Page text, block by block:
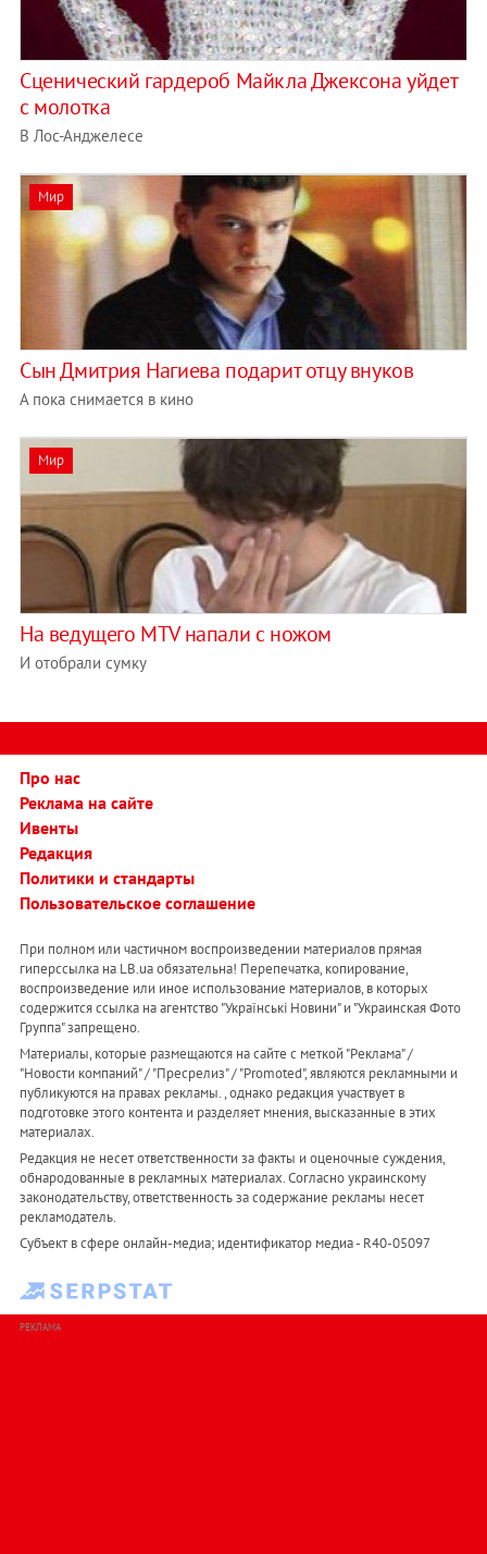
Сценический гардероб Майкла Джексона уйдет
с молотка
В Лос-Анджелесе
Мир
Сын Дмитрия Нагиева подарит отцу внуков
А пока снимается в кино
Мир
На ведущего MTV напали с ножом
И отобрали сумку
Про нас
Реклама на сайте
Ивенты
Редакция
Политики и стандарты
Пользовательское соглашение
При полном или частичном воспроизведении материалов прямая
гиперссылка на LB.ua обязательна! Перепечатка, копирование,
воспроизведение или иное использование материалов, в которых
содержится ссылка на агентство "Українськi Новини" и "Украинская Фото
Группа" запрещено.
Материалы, которые размещаются на сайте с меткой "Реклама" /
"Новости компаний" / "Пресрелиз" / "Promoted", являются рекламными и
публикуются на правах рекламы. , однако редакция участвует в
подготовке этого контента и разделяет мнения, высказанные в этих
материалах.
Редакция не несет ответственности за факты и оценочные суждения,
обнародованные в рекламных материалах. Согласно украинскому
законодательству, ответственность за содержание рекламы несет
рекламодатель.
Субъект в сфере онлайн-медиа; идентификатор медиа - R40-05097
РЕКЛАМА